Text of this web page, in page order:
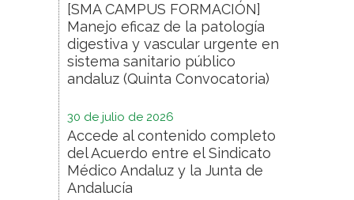
[SMA CAMPUS FORMACIÓN]
Manejo eficaz de la patología
digestiva y vascular urgente en
sistema sanitario público
andaluz (Quinta Convocatoria)
30 de julio de 2026
Accede al contenido completo
del Acuerdo entre el Sindicato
Médico Andaluz y la Junta de
Andalucía